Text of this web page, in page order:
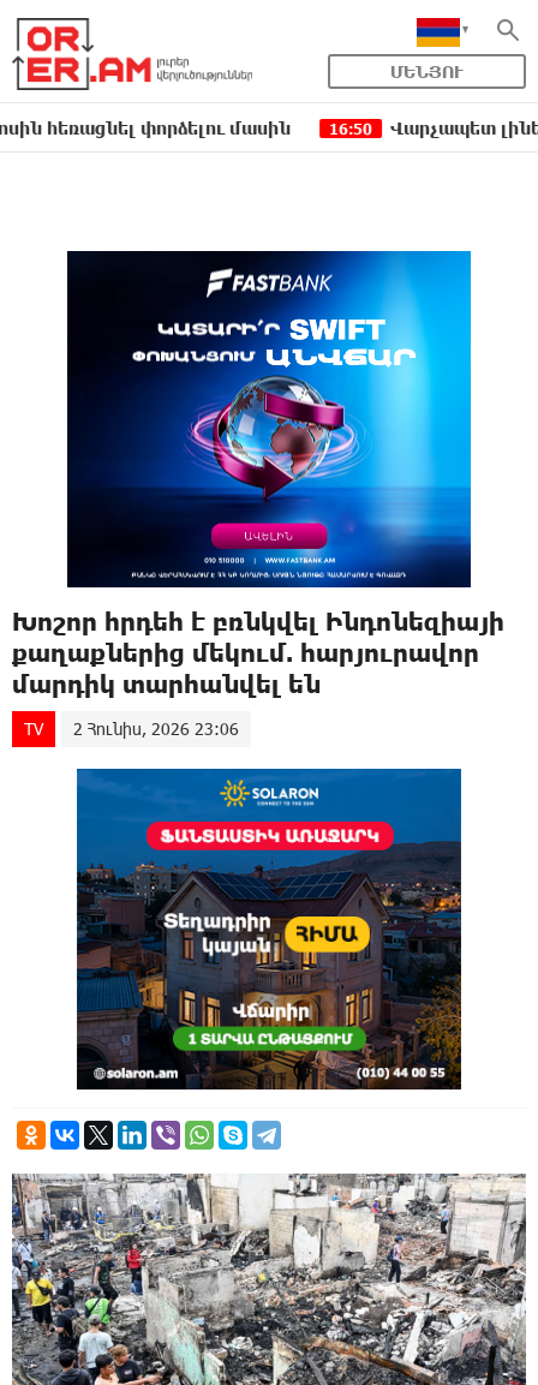
ՄԵՆՅՈՒ
փորձելու մասին 16:50 Վարչապետ լինել, չի
Խոշոր hրդեհ է բռնկվել Ինդոնեզիայի
քաղաքներից մեկում. հարյուրավոր
մարդիկ տարhանվել են
TV 2 Հունիս, 2026 23:06